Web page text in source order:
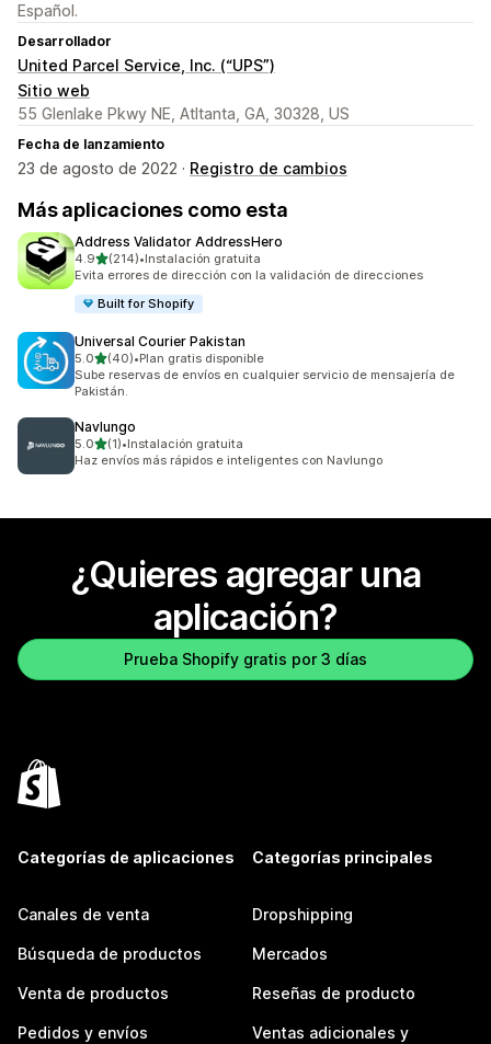
Español.
Desarrollador
United Parcel Service, Inc. (“UPS”)
Sitio web
55 Glenlake Pkwy NE, Atltanta, GA, 30328, US
Fecha de lanzamiento
23 de agosto de 2022 · Registro de cambios
Más aplicaciones como esta
Address Validator AddressHero
4.9de 5 estrellas
(214)
214 reseñas en total
•Instalación gratuita
Evita errores de dirección con la validación de direcciones
Built for Shopify
Universal Courier Pakistan
5.0de 5 estrellas
(40)
40 reseñas en total
•Plan gratis disponible
Sube reservas de envíos en cualquier servicio de mensajería de
Pakistán.
Navlungo
5.0de 5 estrellas
(1)
1 reseñas en total
•Instalación gratuita
Haz envíos más rápidos e inteligentes con Navlungo
¿Quieres agregar una
aplicación?
Prueba Shopify gratis por 3 días
Categorías de aplicaciones
Canales de venta
Búsqueda de productos
Venta de productos
Pedidos y envíos
Categorías principales
Dropshipping
Mercados
Reseñas de producto
Ventas adicionales y